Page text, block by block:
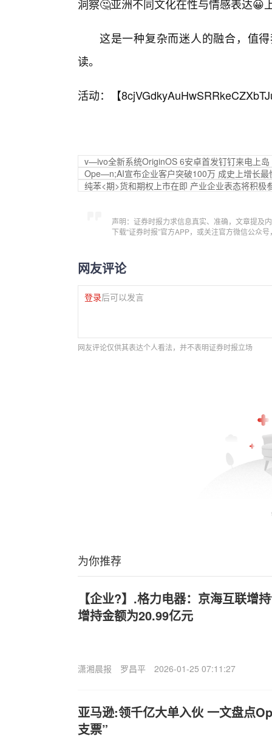
洞察🤔亚洲不同文化在性与情感表达😀
这是一种复杂而迷人的融合，值
读。
活动：【
v—ivo全新系统OriginOS 6安卓首发钉钉来电上岛
Ope—n;AI宣布企业客户突破100万 成史上增长最
纯苯<期>货和期权上市在即 产业企业表态将积极
声明：证券时报力求信息真实、准确，文章提及
下载“证券时报”官方APP，或关注官方微信公众
网友评论
登录后可以发言
网友评论仅供其表达个人看法，并不表明证券时报立场
为你推荐
【企业?】.格力电器：京海互联增
增持金额为20.99亿元
潇湘晨报 罗昌平 2026-01-25 07:11:27
亚马逊:领千亿大单入伙 一文盘点
支票”